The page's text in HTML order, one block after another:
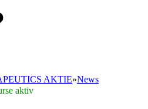
AKTIE»News
aktiv